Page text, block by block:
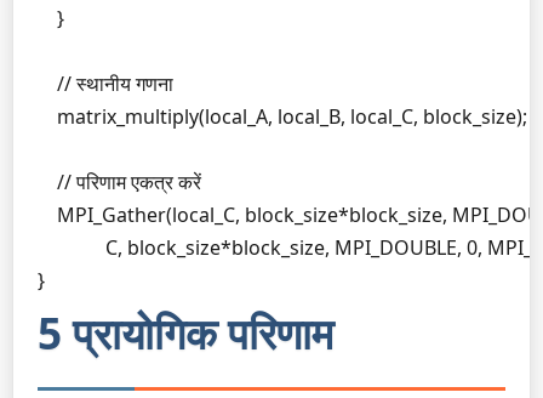
    }
    // स्थानीय गणना
    matrix_multiply(local_A, local_B, local_C, block_size);
    // परिणाम एकत्र करें
MPI_Gather(local_C, block_size*block_size,
C, block_size*block_size, MPI_DOUBLE, 0,
}
5 प्रायोगिक परिणाम